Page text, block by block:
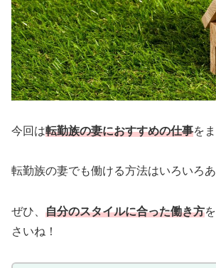
今回は転勤族の妻におすすめの仕事を
転勤族の妻でも働ける方法はいろいろあ
ぜひ、 自分のスタイルに合った働き方
さいね！